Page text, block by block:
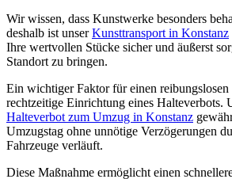
Wir wissen, dass Kunstwerke besonders
deshalb ist unserKunsttransport in Konstanz
Ihre wertvollen Stücke sicher und äußerst
Standort zu bringen.
Ein wichtiger Faktor für einen
rechtzeitige Einrichtung eines Halteverbots.
Halteverbot zum Umzug in Konstanz
Umzugstag ohne unnötige Verzögerungen
Fahrzeuge verläuft.
Diese Maßnahme ermöglicht einen